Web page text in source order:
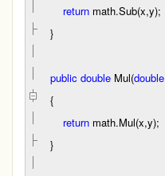
return math.Sub(x,y);
}
public double Mul(double
{
return math.Mul(x,y);
}